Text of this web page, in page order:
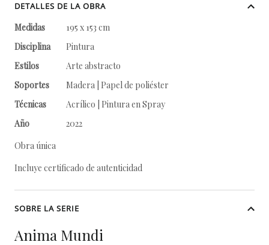
DETALLES DE LA OBRA
Medidas
195 x 153 cm
Disciplina
Pintura
Estilos
Arte abstracto
Soportes
Madera | Papel de poliéster
Técnicas
Acrílico | Pintura en Spray
Año
2022
Obra única
Incluye certificado de autenticidad
SOBRE LA SERIE
Anima Mundi